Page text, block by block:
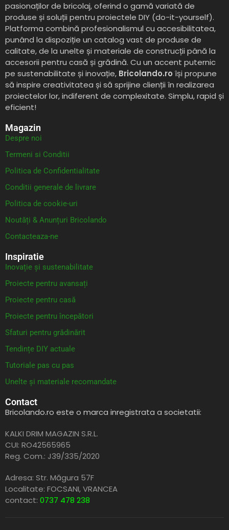
pasionaților de bricolaj, oferind o gamă variată de
produse și soluții pentru proiectele DIY (do-it-yourself).
Platforma combină profesionalismul cu accesibilitatea,
punând la dispoziție un catalog vast de produse de
calitate, de la unelte și materiale de construcții până la
accesorii pentru casă și grădină. Cu un accent puternic
pe sustenabilitate și inovație, Bricolando.ro își propune
să inspire creativitatea și să sprijine clienții în realizarea
proiectelor lor, indiferent de complexitate. Simplu, rapid și
eficient!
Magazin
Despre noi
Termeni si Conditii
Politica de Confidentialitate
Conditii generale de livrare
Politica de cookie-uri
Noutăți & Anunțuri Bricolando
Contacteaza-ne
Inspiratie
Inovație și sustenabilitate
Proiecte pentru avansați
Proiecte pentru casă
Proiecte pentru începători
Sfaturi pentru grădinărit
Tendințe DIY actuale
Tutoriale pas cu pas
Unelte și materiale recomandate
Contact
Bricolando.ro este o marca inregistrata a societatii:
KALKI DRIM MAGAZIN S.R.L.
CUI: RO42565965
Reg. Com.: J39/335/2020
Adresa: Str. Măgura 57F
Localitate: FOCSANI,VRANCEA
contact: 0737 478 238